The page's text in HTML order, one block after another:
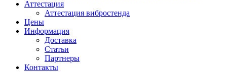
Аттестация
Аттестация вибростенда
Цены
Информация
Доставка
Статьи
Партнеры
Контакты